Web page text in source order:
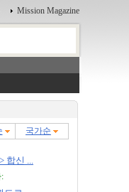
Mission Magazine